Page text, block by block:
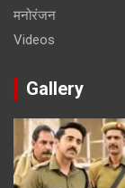
मनोरंजन
Videos
Gallery